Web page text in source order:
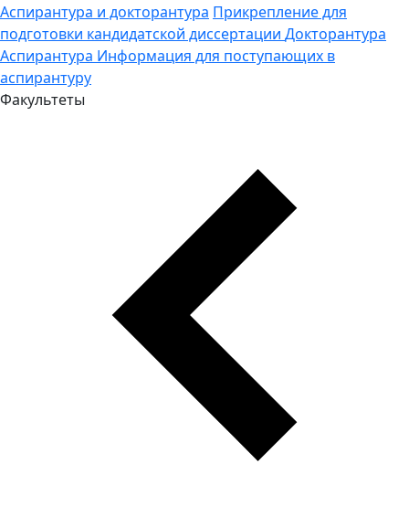
Аспирантура и докторантура Прикрепление для
подготовки кандидатской диссертации Докторантура
Аспирантура Информация для поступающих в
аспирантуру
Факультеты